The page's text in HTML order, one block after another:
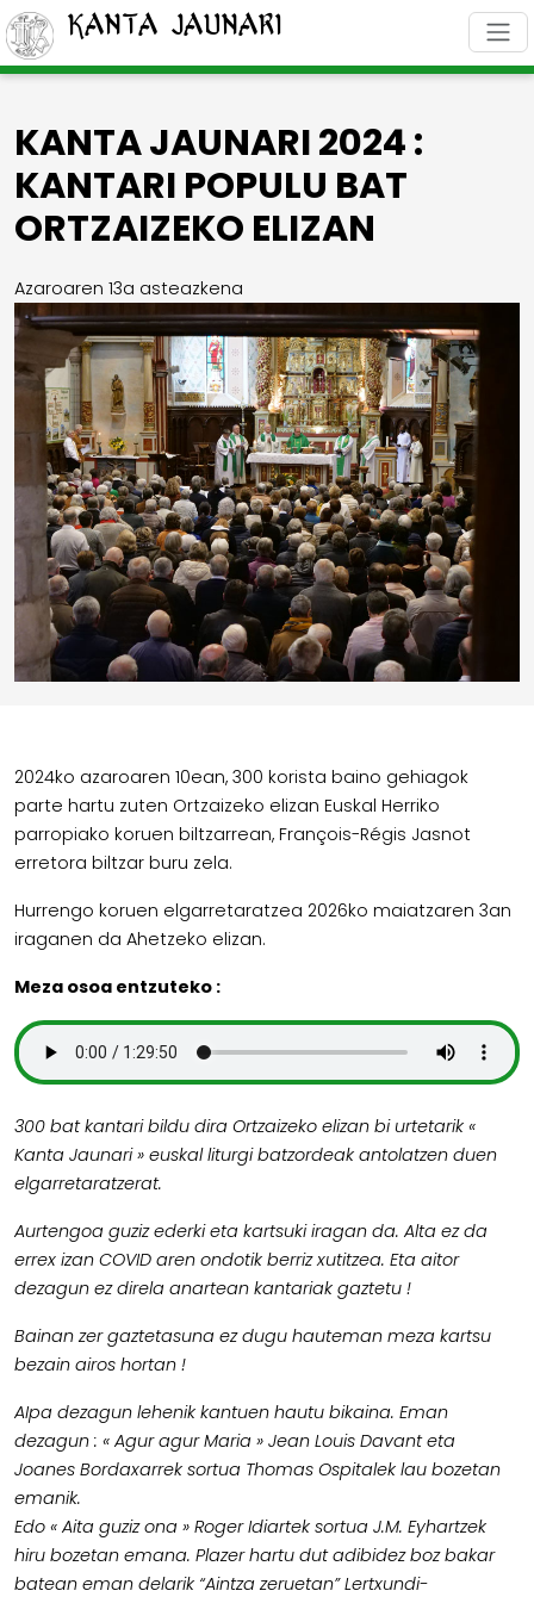
Kanta Jaunari
KANTA JAUNARI 2024 :
KANTARI POPULU BAT
ORTZAIZEKO ELIZAN
Azaroaren 13a asteazkena
2024ko azaroaren 10ean, 300 korista baino gehiagok
parte hartu zuten Ortzaizeko elizan Euskal Herriko
parropiako koruen biltzarrean, François-Régis Jasnot
erretora biltzar buru zela.
Hurrengo koruen elgarretaratzea 2026ko maiatzaren 3an
iraganen da Ahetzeko elizan.
Meza osoa entzuteko :
300 bat kantari bildu dira Ortzaizeko elizan bi urtetarik «
Kanta Jaunari » euskal liturgi batzordeak antolatzen duen
elgarretaratzerat.
Aurtengoa guziz ederki eta kartsuki iragan da. Alta ez da
errex izan COVID aren ondotik berriz xutitzea. Eta aitor
dezagun ez direla anartean kantariak gaztetu !
Bainan zer gaztetasuna ez dugu hauteman meza kartsu
bezain airos hortan !
AIpa dezagun lehenik kantuen hautu bikaina. Eman
dezagun : « Agur agur Maria » Jean Louis Davant eta
Joanes Bordaxarrek sortua Thomas Ospitalek lau bozetan
emanik.
Edo « Aita guziz ona » Roger Idiartek sortua J.M. Eyhartzek
hiru bozetan emana. Plazer hartu dut adibidez boz bakar
batean eman delarik “Aintza zeruetan” Lertxundi-